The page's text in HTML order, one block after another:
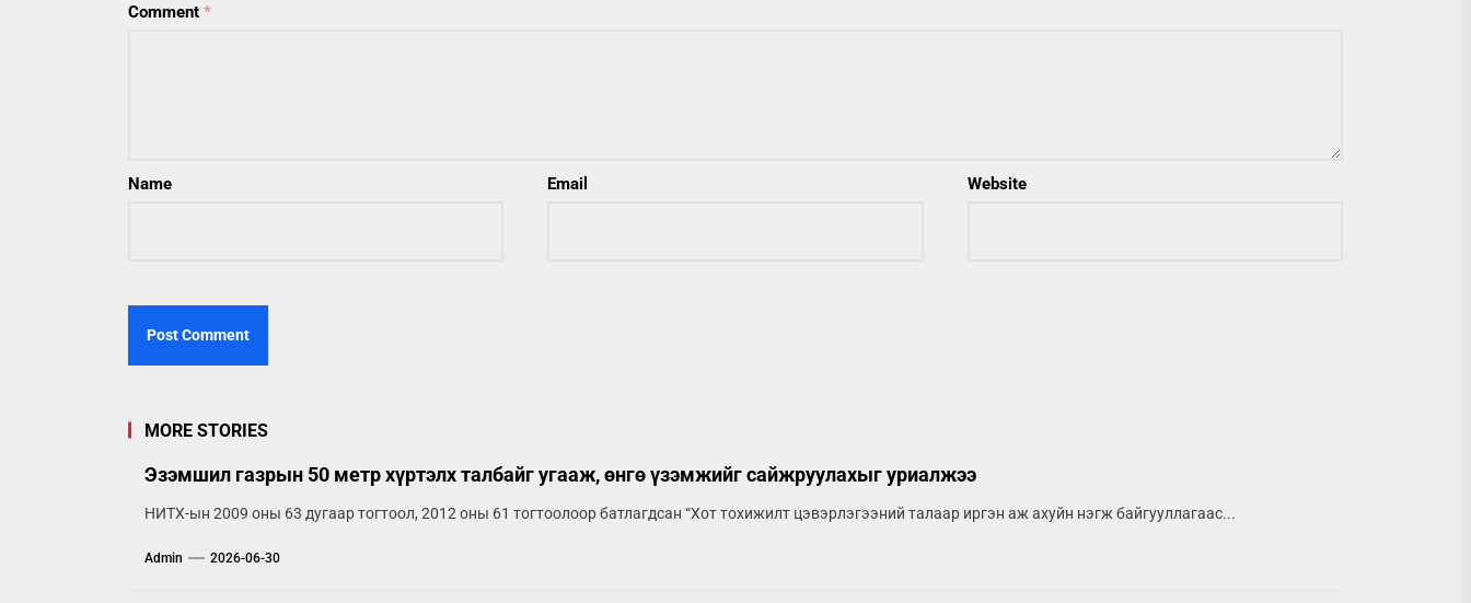
Comment *
Name Email Website
MORE STORIES
Эзэмшил газрын 50 метр хүртэлх талбайг угааж, өнгө үзэмжийг сайжруулахыг уриалжээ
НИТХ-ын 2009 оны 63 дугаар тогтоол, 2012 оны 61 тогтоолоор батлагдсан “Хот тохижилт цэвэрлэгээний талаар иргэн аж ахуйн нэгж байгууллагаас...
Admin 2026-06-30